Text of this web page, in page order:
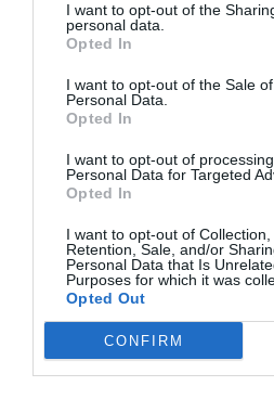
I want to opt-out of the
personal data.
Opted In
I want to opt-out of the Sale
Personal Data.
Opted In
I want to opt-out of
Personal Data for Targeted
Opted In
I want to opt-out of Collection,
Retention, Sale, and/or
Personal Data that Is
Purposes for which it was
Opted Out
CONFIRM
Assistents a una de les
Barcelona Meeting Point